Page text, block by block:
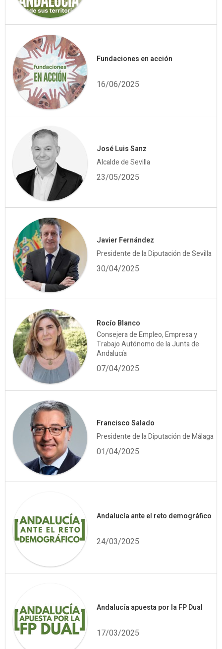
Fundaciones en acción
16/06/2025
José Luis Sanz
Alcalde de Sevilla
23/05/2025
Javier Fernández
Presidente de la Diputación de Sevilla
30/04/2025
Rocío Blanco
Consejera de Empleo, Empresa y
Trabajo Autónomo de la Junta de
Andalucía
07/04/2025
Francisco Salado
Presidente de la Diputación de Málaga
01/04/2025
Andalucía ante el reto demográfico
24/03/2025
Andalucía apuesta por la FP Dual
17/03/2025